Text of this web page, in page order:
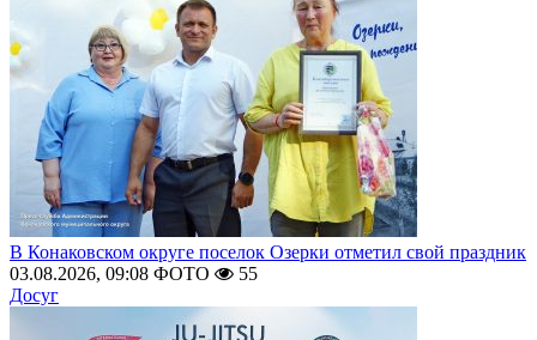
В Конаковском округе поселок Озерки отметил свой праздник
03.08.2026, 09:08 ФОТО
55
Досуг